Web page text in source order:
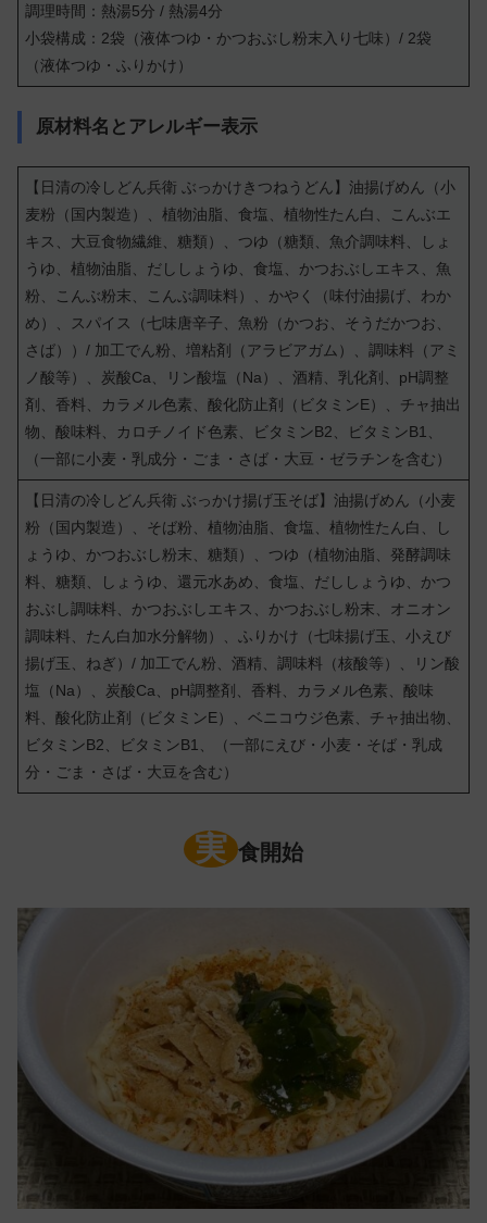
調理時間：熱湯5分 / 熱湯4分
小袋構成：2袋（液体つゆ・かつおぶし粉末入り七味）/ 2袋
（液体つゆ・ふりかけ）
原材料名とアレルギー表示
【日清の冷しどん兵衛 ぶっかけきつねうどん】油揚げめん（小
麦粉（国内製造）、植物油脂、食塩、植物性たん白、こんぶエ
キス、大豆食物繊維、糖類）、つゆ（糖類、魚介調味料、しょ
うゆ、植物油脂、だししょうゆ、食塩、かつおぶしエキス、魚
粉、こんぶ粉末、こんぶ調味料）、かやく（味付油揚げ、わか
め）、スパイス（七味唐辛子、魚粉（かつお、そうだかつお、
さば））/ 加工でん粉、増粘剤（アラビアガム）、調味料（アミ
ノ酸等）、炭酸Ca、リン酸塩（Na）、酒精、乳化剤、pH調整
剤、香料、カラメル色素、酸化防止剤（ビタミンE）、チャ抽出
物、酸味料、カロチノイド色素、ビタミンB2、ビタミンB1、
（一部に小麦・乳成分・ごま・さば・大豆・ゼラチンを含む）
【日清の冷しどん兵衛 ぶっかけ揚げ玉そば】油揚げめん（小麦
粉（国内製造）、そば粉、植物油脂、食塩、植物性たん白、し
ょうゆ、かつおぶし粉末、糖類）、つゆ（植物油脂、発酵調味
料、糖類、しょうゆ、還元水あめ、食塩、だししょうゆ、かつ
おぶし調味料、かつおぶしエキス、かつおぶし粉末、オニオン
調味料、たん白加水分解物）、ふりかけ（七味揚げ玉、小えび
揚げ玉、ねぎ）/ 加工でん粉、酒精、調味料（核酸等）、リン酸
塩（Na）、炭酸Ca、pH調整剤、香料、カラメル色素、酸味
料、酸化防止剤（ビタミンE）、ベニコウジ色素、チャ抽出物、
ビタミンB2、ビタミンB1、（一部にえび・小麦・そば・乳成
分・ごま・さば・大豆を含む）
実 食開始